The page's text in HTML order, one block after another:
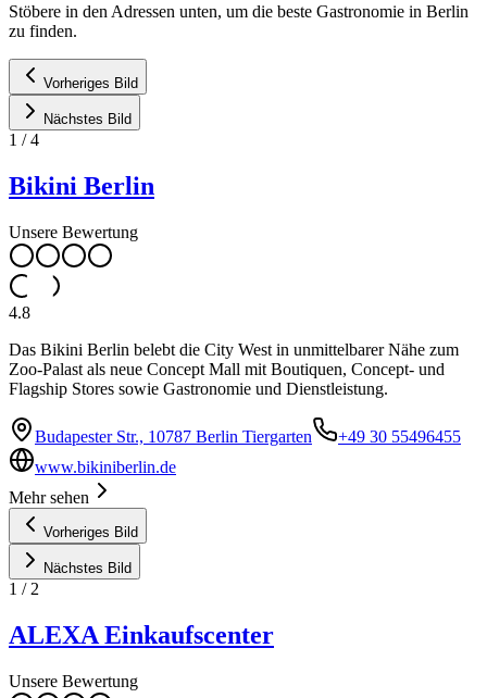
Stöbere in den Adressen unten, um die beste Gastronomie in Berlin
zu finden.
Vorheriges Bild
Nächstes Bild
1 /4
Bikini Berlin
Unsere Bewertung
4.8
Das Bikini Berlin belebt die City West in unmittelbarer Nähe zum
Zoo-Palast als neue Concept Mall mit Boutiquen, Concept- und
Flagship Stores sowie Gastronomie und Dienstleistung.
Budapester Str., 10787 Berlin Tiergarten
+49 30 55496455
www.bikiniberlin.de
Mehr sehen
Vorheriges Bild
Nächstes Bild
1 / 2
ALEXA Einkaufscenter
Unsere Bewertung